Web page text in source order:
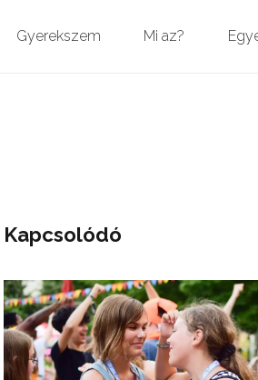
Gyerekszem Mi az?
Kapcsolódó